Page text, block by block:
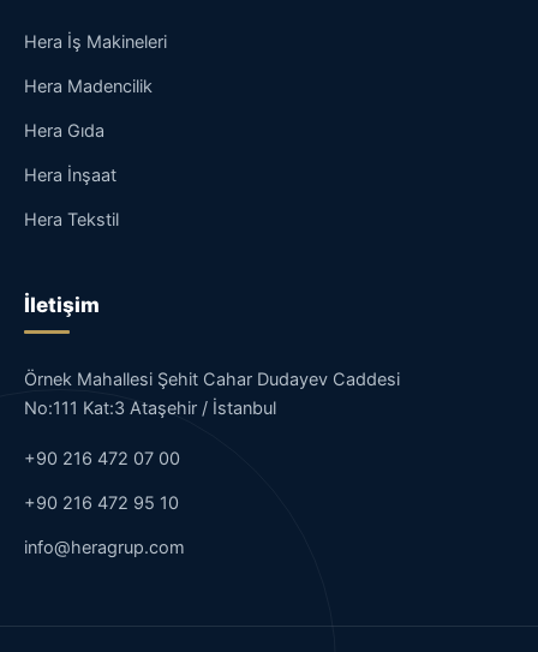
Hera İş Makineleri
Hera Madencilik
Hera Gıda
Hera İnşaat
Hera Tekstil
İletişim
Örnek Mahallesi Şehit Cahar Dudayev Caddesi
No:111 Kat:3 Ataşehir / İstanbul
+90 216 472 07 00
+90 216 472 95 10
info@heragrup.com